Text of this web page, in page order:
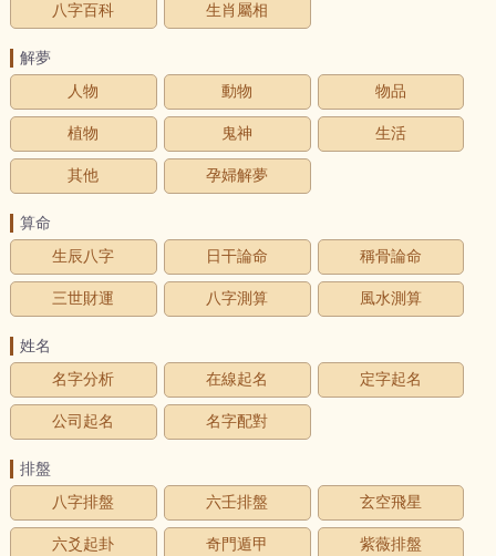
八字百科 生肖屬相
解夢
人物
動物 物品
植物 鬼神 生活
其他 孕婦解夢
算命
生辰八字
日干論命 稱骨論命
三世財運 八字測算 風水測算
姓名
名字分析
在線起名 定字起名
公司起名 名字配對
排盤
八字排盤
六壬排盤 玄空飛星
六爻起卦 奇門遁甲 紫薇排盤